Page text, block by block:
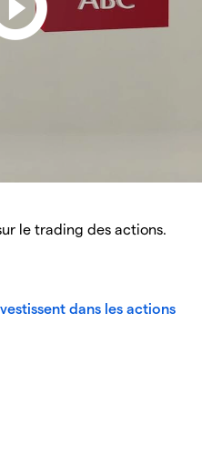
le trading des actions.
dans les actions